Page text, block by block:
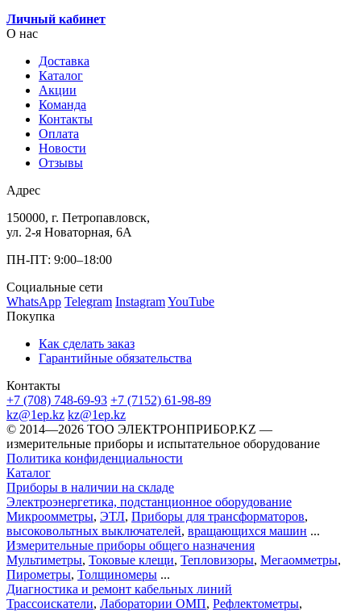
Личный кабинет
О нас
Доставка
Каталог
Акции
Команда
Контакты
Оплата
Новости
Отзывы
Адрес
150000, г. Петропавловск,
ул. 2-я Новаторная, 6А
ПН-ПТ: 9:00–18:00
Социальные сети
WhatsApp Telegram InstagramYouTube
Покупка
Как сделать заказ
Гарантийные обязательства
Контакты
+7 (708) 748-69-93 +7 (7152) 61-98-89
kz@1ep.kz kz@1ep.kz
©️ 2014—2026 ТОО ЭЛЕКТРОНПРИБОР.KZ —
измерительные приборы и испытательное оборудование
Политика конфиденциальности
Каталог
Приборы в наличии на складе
Электроэнергетика, подстанционное оборудование
Микроомметры, ЭТЛ, Приборы для трансформаторов,
высоковольтных выключателей, вращающихся машин ...
Измерительные приборы общего назначения
Мультиметры, Токовые клещи, Тепловизоры, Мегаомметры,
Пирометры, Толщиномеры ...
Диагностика и ремонт кабельных линий
Трассоискатели, Лаборатории ОМП, Рефлектометры,